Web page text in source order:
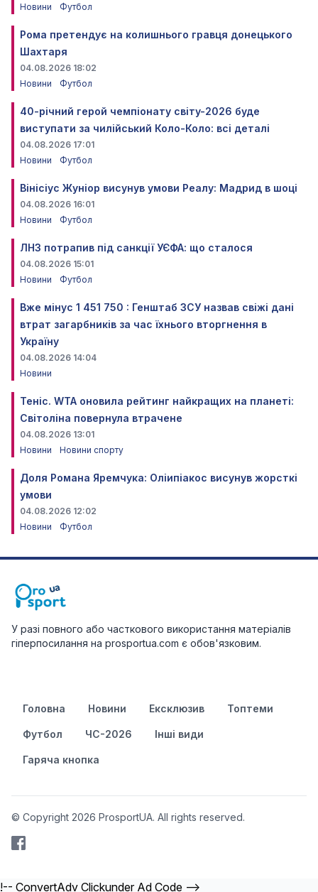
Новини
Футбол
Рома претендує на колишнього гравця донецького
Шахтаря
04.08.2026 18:02
Новини
Футбол
40-річний герой чемпіонату світу-2026 буде
виступати за чилійський Коло-Коло: всі деталі
04.08.2026 17:01
Новини
Футбол
Вінісіус Жуніор висунув умови Реалу: Мадрид в шоці
04.08.2026 16:01
Новини
Футбол
ЛНЗ потрапив під санкції УЄФА: що сталося
04.08.2026 15:01
Новини
Футбол
Вже мінус 1 451 750 : Генштаб ЗСУ назвав свіжі дані
втрат загарбників за час їхнього вторгнення в
Україну
04.08.2026 14:04
Новини
Теніс. WTA оновила рейтинг найкращих на планеті:
Світоліна повернула втрачене
04.08.2026 13:01
Новини
Новини спорту
Доля Романа Яремчука: Оліипіакос висунув жорсткі
умови
04.08.2026 12:02
Новини
Футбол
У разі повного або часткового використання матеріалів
гіперпосилання на prosportua.com є обов'язковим.
Головна Новини Ексклюзив Топтеми
Футбол ЧС-2026 Інші види
Гаряча кнопка
© Copyright 2026 ProsportUA. All rights reserved.
!-- ConvertAdv Clickunder Ad Code -->